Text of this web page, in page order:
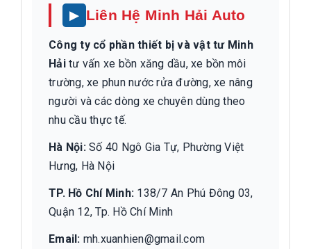
Liên Hệ Minh Hải Auto
Công ty cổ phần thiết bị và vật tư Minh
Hảitư vấn xe bồn xăng dầu, xe bồn môi
trường, xe phun nước rửa đường, xe nâng
người và các dòng xe chuyên dùng theo
nhu cầu thực tế.
Hà Nội:Số 40 Ngô Gia Tự, Phường Việt
Hưng, Hà Nội
TP. Hồ Chí Minh: 138/7 An Phú Đông 03,
Quận 12, Tp. Hồ Chí Minh
Email: mh.xuanhien@gmail.com